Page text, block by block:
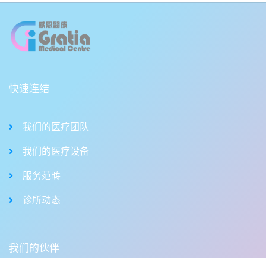
快速连结
我们的医疗团队
我们的医疗设备
服务范畴
诊所动态
我们的伙伴